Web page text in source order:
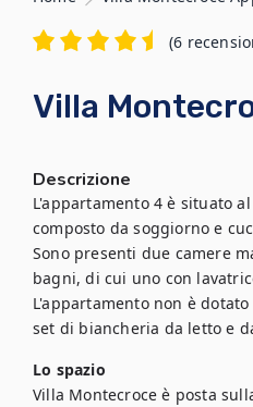
(6
Villa
Descrizione
L'appartamento 4 è situato
composto da soggiorno e
Sono presenti due camere
bagni, di cui uno con
L'appartamento non è
Lo spazio
Villa Montecroce è posta